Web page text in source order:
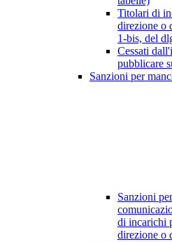
Titolari di
direzione o
1-bis, del
Cessati
pubblicare
Sanzioni per
Sanzioni
di incarichi
direzione o